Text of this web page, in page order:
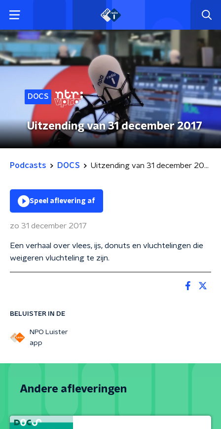
DOCS
Uitzending van 31 december 2017
Podcasts DOCS Uitzending van 31 december 2017
BELUISTER IN DE
NPO Luister
app
Speel aflevering af
zo 31 december 2017
Een verhaal over vlees, ijs, donuts en vluchtelingen die
weigeren vluchteling te zijn.
Andere afleveringen